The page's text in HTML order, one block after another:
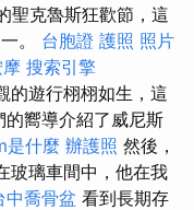
聖克魯斯狂歡節，這
。 台胞證 護照 照片
搜索引擎
的遊行栩栩如生，這
嚮導介紹了威尼斯
是什麼 辦護照 然後，
玻璃車間中，他在我
中喬骨盆 看到長期存